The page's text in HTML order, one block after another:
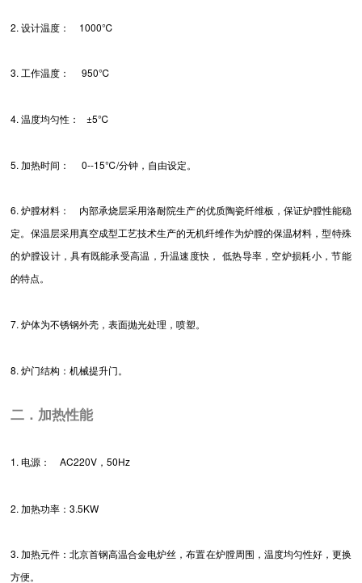
2. 设计温度： 1000℃
3. 工作温度： 950℃
4. 温度均匀性： ±5℃
5. 加热时间： 0--15℃/分钟，自由设定。
6. 炉膛材料： 内部承烧层采用洛耐院生产的优质陶瓷纤维板，保证炉膛性能稳
定。保温层采用真空成型工艺技术生产的无机纤维作为炉膛的保温材料，型特殊
的炉膛设计，具有既能承受高温，升温速度快， 低热导率，空炉损耗小，节能
的特点。
7. 炉体为不锈钢外壳，表面抛光处理，喷塑。
8. 炉门结构：机械提升门。
二．加热性能
1. 电源： AC220V，50Hz
2. 加热功率：3.5KW
3. 加热元件：北京首钢高温合金电炉丝，布置在炉膛周围，温度均匀性好，更换
方便。